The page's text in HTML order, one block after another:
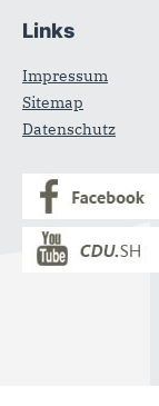
Links
Impressum
Sitemap
Datenschutz